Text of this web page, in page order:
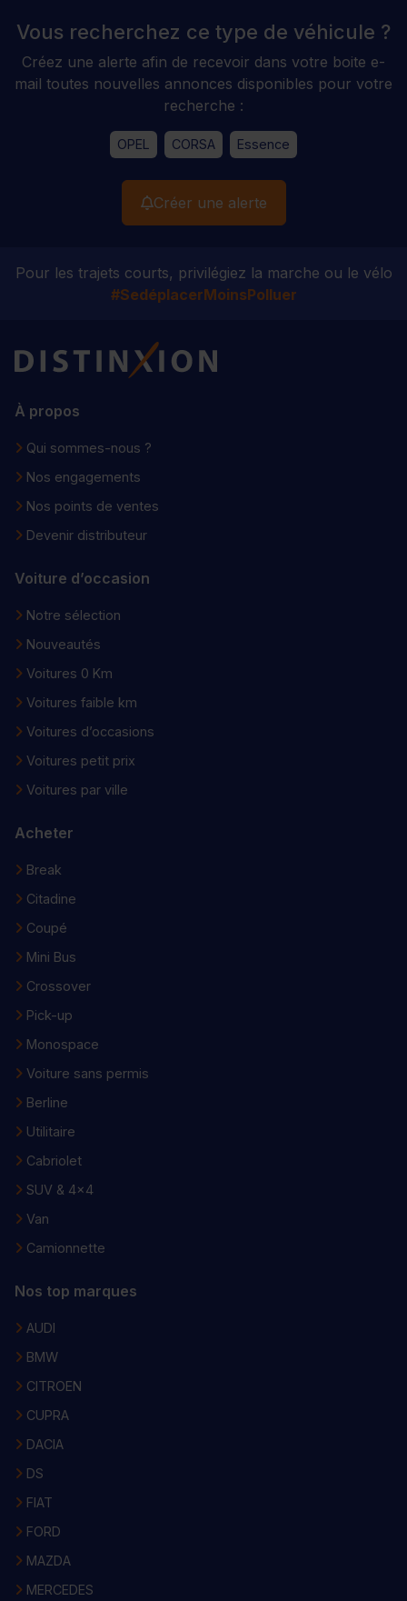
Vous recherchez ce type de véhicule ?
Créez une alerte afin de recevoir dans votre boite e-
mail toutes nouvelles annonces disponibles pour votre
recherche :
OPEL CORSA Essence
Créer une alerte
Pour les trajets courts, privilégiez la marche ou le vélo
#SedéplacerMoinsPolluer
Distinxion
À propos
Qui sommes-nous ?
Nos engagements
Nos points de ventes
Devenir distributeur
Voiture d’occasion
Notre sélection
Nouveautés
Voitures 0 Km
Voitures faible km
Voitures d’occasions
Voitures petit prix
Voitures par ville
Acheter
Break
Citadine
Coupé
Mini Bus
Crossover
Pick-up
Monospace
Voiture sans permis
Berline
Utilitaire
Cabriolet
SUV & 4x4
Van
Camionnette
Nos top marques
AUDI
BMW
CITROEN
CUPRA
DACIA
DS
FIAT
FORD
MAZDA
MERCEDES